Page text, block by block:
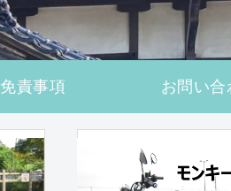
免責事項 お問い合